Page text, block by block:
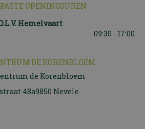
OPENINGSUREN
Hemelvaart
09:30 - 17:00
DE KORENBLOEM
de Korenbloem
48a9850 Nevele